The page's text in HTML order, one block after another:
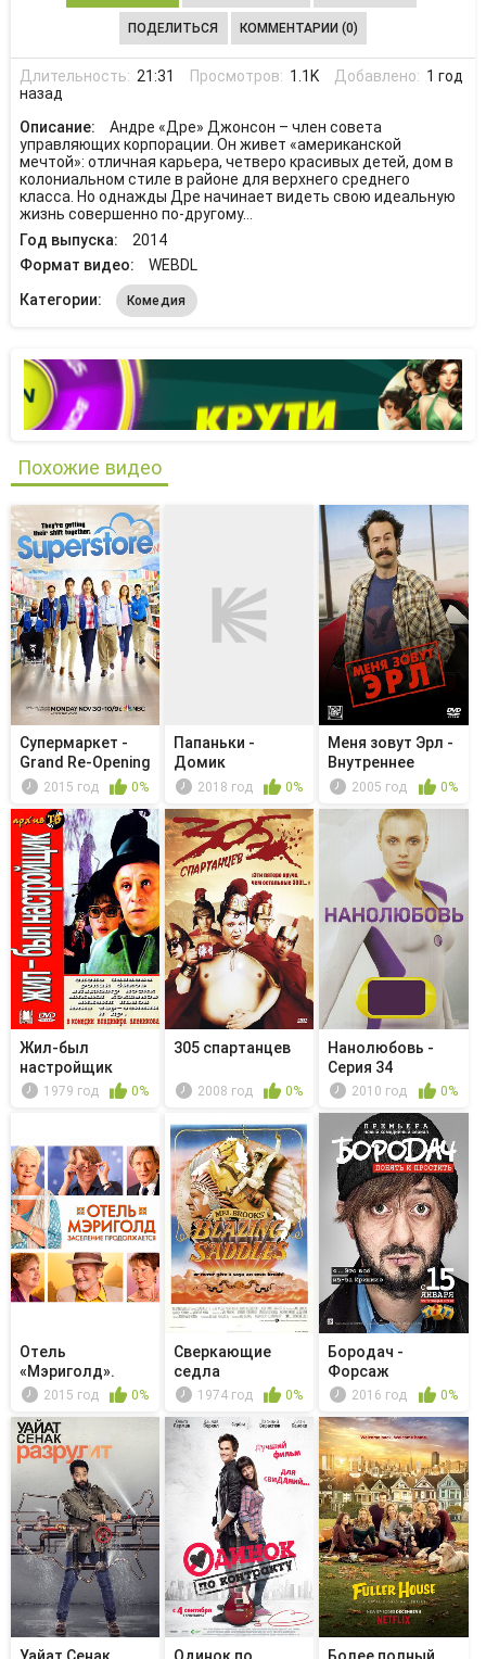
ПОДЕЛИТЬСЯ КОММЕНТАРИИ (0)
Длительность: 21:31 Просмотров: 1.1K Добавлено: 1 год
назад
Описание:
Андре «Дре» Джонсон – член совета
управляющих корпорации. Он живет «американской
мечтой»: отличная карьера, четверо красивых детей, дом в
колониальном стиле в районе для верхнего среднего
класса. Но однажды Дре начинает видеть свою идеальную
жизнь совершенно по-другому…
Год выпуска:
2014
Формат видео:
WEBDL
Категории:
Комедия
Похожие видео
Супермаркет -
Grand Re-Opening
2015 год 0%
Папаньки -
Домик
2018 год 0%
Меня зовут Эрл -
Внутреннее
расследов...
2005 год 0%
Жил-был
настройщик
1979 год 0%
305 спартанцев
2008 год 0%
Нанолюбовь -
Серия 34
2010 год 0%
Отель
«Мэриголд».
Заселение
2015 год 0%
Сверкающие
седла
1974 год 0%
Бородач -
Форсаж
2016 год 0%
Уайат Сенак Одинок по Более полный